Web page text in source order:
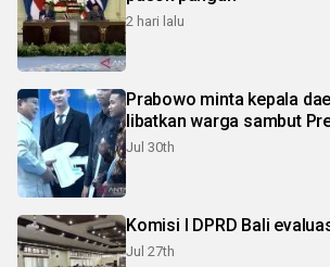
2 hari lalu
Prabowo minta kepala
libatkan warga sambut
Jul 30th
Komisi I DPRD Bali
Jul 27th